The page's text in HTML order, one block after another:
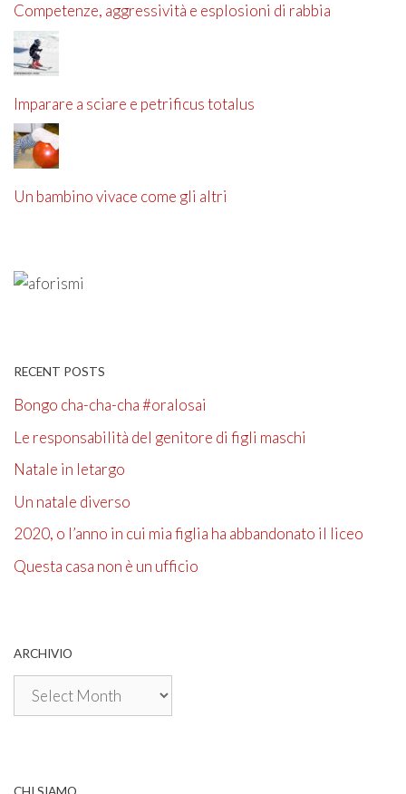
Competenze, aggressività e esplosioni di rabbia
Imparare a sciare e petrificus totalus
Un bambino vivace come gli altri
RECENT POSTS
Bongo cha-cha-cha #oralosai
Le responsabilità del genitore di figli maschi
Natale in letargo
Un natale diverso
2020, o l’anno in cui mia figlia ha abbandonato il liceo
Questa casa non è un ufficio
ARCHIVIO
Archivio